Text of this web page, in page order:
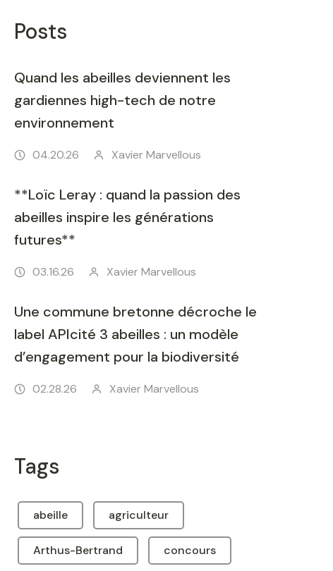
Posts
Quand les abeilles deviennent les
gardiennes high-tech de notre
environnement
04.20.26 Xavier Marvellous
**Loïc Leray : quand la passion des
abeilles inspire les générations
futures**
03.16.26 Xavier Marvellous
Une commune bretonne décroche le
label APIcité 3 abeilles : un modèle
d’engagement pour la biodiversité
02.28.26 Xavier Marvellous
Tags
abeille agriculteur
Arthus-Bertrand concours